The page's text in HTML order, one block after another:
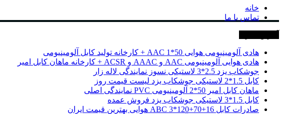
خانه
تماس با ما
هادی آلومینیومی هوایی 50*1 AAC + کارخانه تولید کابل آلومینیومی
هادی هوایی آلومینیومی AAC و AAAC و ACSR + کارخانه ماهان کابل امیر
جوشکاب یزد 2.5*3 لاستیکی نسوز نمایندگی لاله زار
کابل 1.5*2 لاستیکی جوشکاب یزد لیست قیمت روز
ماهان کابل امیر 50*2 آلومینیومی PVC نمایندگی اصلی
کابل 1.5*3 لاستیکی جوشکاب یزد فروش عمده
صادرات کابل 16+70+120*3 ABC هوایی بهترین قیمت ایران